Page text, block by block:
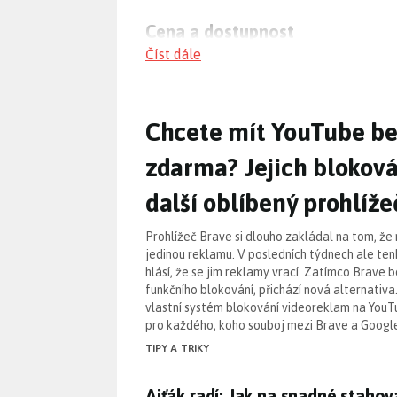
Cena a dostupnost
Reklamy a jejich odstranění
Jednou z hlavních výhod YouTube
snaží také omezit používání
důležité pro jejich obchodní model.
Tipy a trendy
Jak snadno a kvalitněstahovat
Trik, jak se zbavitotravných reklam
Vyhněte se chybám při
Číst dále
Chcete mít YouTube
Chcete mít YouTube
zdarma? Jejich
další oblíbený
Prohlížeč Brave si dlouho zakládal na tom, že
jedinou reklamu. V posledních týdnech ale
hlásí, že se jim reklamy vrací. Zatímco Brave
funkčního blokování, přichází nová
vlastní systém blokování videoreklam na
pro každého, koho souboj mezi Brave a
TIPY A TRIKY